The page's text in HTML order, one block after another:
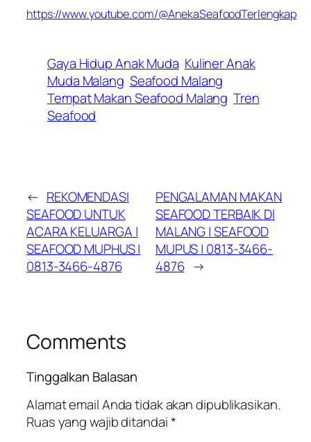
https://www.youtube.com/@AnekaSeafoodTerlengkap
Gaya Hidup Anak Muda Kuliner Anak
Muda Malang Seafood Malang
Tempat Makan Seafood Malang Tren
Seafood
← REKOMENDASI
SEAFOOD UNTUK
ACARA KELUARGA |
SEAFOOD MUPHUS |
0813-3466-4876
PENGALAMAN MAKAN
SEAFOOD TERBAIK DI
MALANG | SEAFOOD
MUPUS | 0813-3466-
4876 →
Comments
Tinggalkan Balasan
Alamat email Anda tidak akan dipublikasikan.
Ruas yang wajib ditandai*